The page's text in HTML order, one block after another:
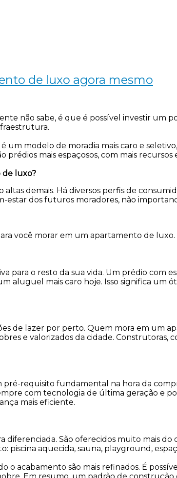
de luxo agora mesmo
não sabe, é que é possível investir
modelo de moradia mais caro e
mais espaçosos, com mais recursos
de luxo?
demais. Há diversos perfis de
dos futuros moradores, não
você morar em um apartamento de luxo.
o resto da sua vida. Um prédio com
aluguel mais caro hoje. Isso significa um
de lazer por perto. Quem mora em um
e valorizados da cidade. Construtoras,
requisito fundamental na hora da
com tecnologia de última geração e
mais eficiente.
São oferecidos muito mais do
aquecida, sauna, playground,
o acabamento são mais refinados. É
Em resumo, um padrão de